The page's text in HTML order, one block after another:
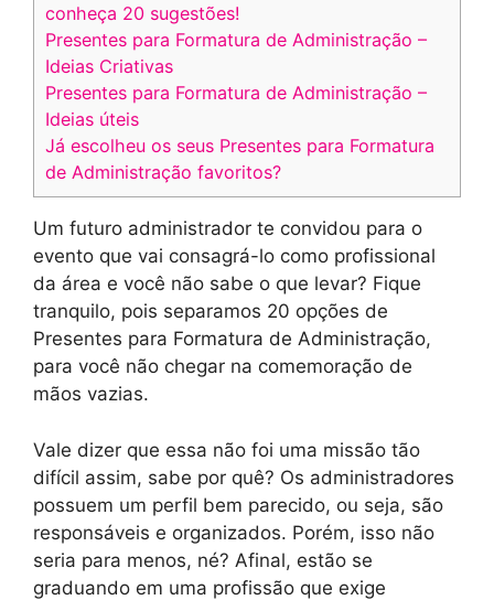
conheça 20 sugestões!
Presentes para Formatura de Administração –
Ideias Criativas
Presentes para Formatura de Administração –
Ideias úteis
Já escolheu os seus Presentes para Formatura
de Administração favoritos?
Um futuro administrador te convidou para o
evento que vai consagrá-lo como profissional
da área e você não sabe o que levar? Fique
tranquilo, pois separamos 20 opções de
Presentes para Formatura de Administração,
para você não chegar na comemoração de
mãos vazias.
Vale dizer que essa não foi uma missão tão
difícil assim, sabe por quê? Os administradores
possuem um perfil bem parecido, ou seja, são
responsáveis e organizados. Porém, isso não
seria para menos, né? Afinal, estão se
graduando em uma profissão que exige